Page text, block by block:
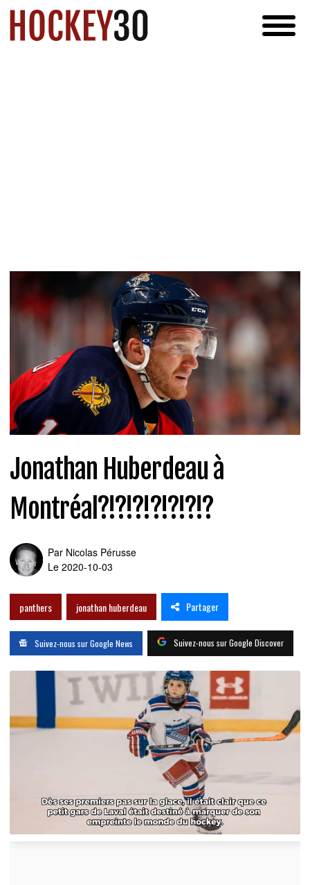
Jonathan Huberdeau à
Montréal?!?!?!?!?!?!?
Par Nicolas Pérusse
Le 2020-10-03
panthers jonathan huberdeau Partager
Suivez-nous sur Google News Suivez-nous sur Google Discover